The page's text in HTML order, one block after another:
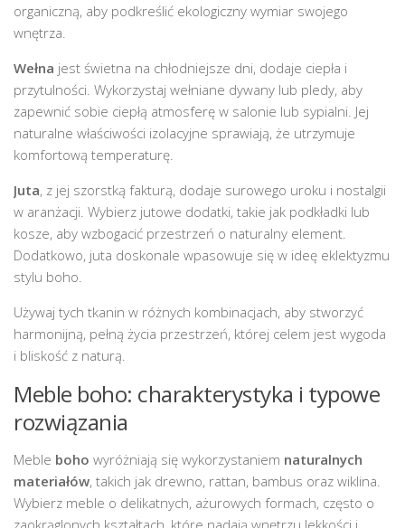
organiczną, aby podkreślić ekologiczny wymiar swojego
wnętrza.
Wełna jest świetna na chłodniejsze dni, dodaje ciepła i
przytulności. Wykorzystaj wełniane dywany lub pledy, aby
zapewnić sobie ciepłą atmosferę w salonie lub sypialni. Jej
naturalne właściwości izolacyjne sprawiają, że utrzymuje
komfortową temperaturę.
Juta, z jej szorstką fakturą, dodaje surowego uroku i nostalgii
w aranżacji. Wybierz jutowe dodatki, takie jak podkładki lub
kosze, aby wzbogacić przestrzeń o naturalny element.
Dodatkowo, juta doskonale wpasowuje się w ideę eklektyzmu
stylu boho.
Używaj tych tkanin w różnych kombinacjach, aby stworzyć
harmonijną, pełną życia przestrzeń, której celem jest wygoda
i bliskość z naturą.
Meble boho: charakterystyka i typowe
rozwiązania
Meble boho wyróżniają się wykorzystaniem naturalnych
materiałów, takich jak drewno, rattan, bambus oraz wiklina.
Wybierz meble o delikatnych, ażurowych formach, często o
zaokrąglonych kształtach, które nadają wnętrzu lekkości i